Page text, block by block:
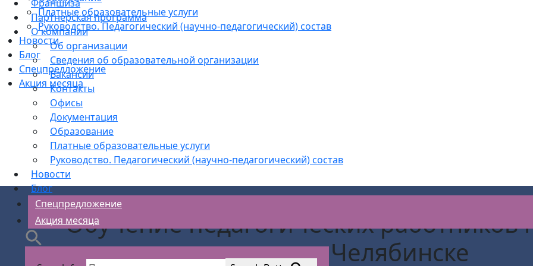
Платные образовательные услуги
Руководство. Педагогический (научно-педагогический) состав
Новости
Блог
Спецпредложение
Акция месяца
Франшиза
Партнерская программа
О компании
Об организации
Сведения об образовательной организации
Вакансии
Контакты
Офисы
Документация
Образование
Платные образовательные услуги
Руководство. Педагогический (научно-педагогический) состав
Новости
Блог
Спецпредложение
Акция месяца
Обучение педагогических
Челябинске